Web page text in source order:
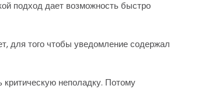
подход дает возможность быстро
для того чтобы уведомление содержал
неполадку. Потому